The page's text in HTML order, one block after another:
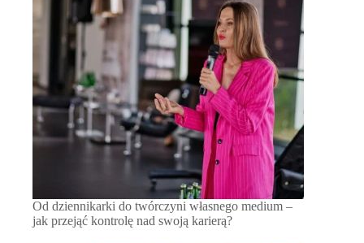
Od dziennikarki do twórczyni własnego medium –
jak przejąć kontrolę nad swoją karierą?